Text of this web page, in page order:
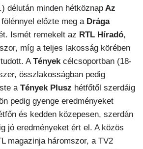
délután minden hétköznap Az
előzte meg a Drága
Ismét remekelt az RTL Híradó,
míg a teljes lakosság körében
ATényekcélcsoportban (18-
összlakosságban pedig
a Tények Plusz hétfőtől szerdáig
pedig gyenge eredményeket
és kedden közepesen, szerdán
jó eredményeket ért el. A közös
magazinja háromszor, a TV2